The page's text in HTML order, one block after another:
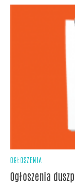
OGŁOSZENIA
Ogłoszenia